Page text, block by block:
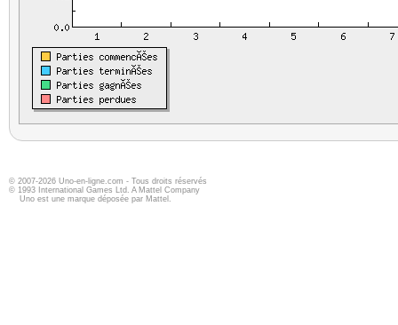
© 2007-2026 Uno-en-ligne.com - Tous droits réservés
© 1993 International Games Ltd. A Mattel Company
Uno est une marque déposée par Mattel.